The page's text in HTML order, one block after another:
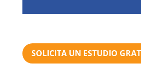
SOLICITA UN ESTUDIO